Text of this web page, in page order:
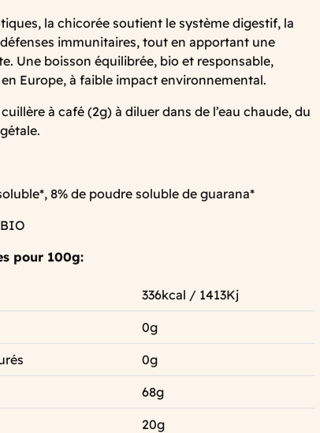
la chicorée soutient le système digestif, la
immunitaires, tout en apportant une
Une boisson équilibrée, bio et responsable,
Europe, à faible impact environnemental.
à café (2g) à diluer dans de l’eau chaude, du
8% de poudre soluble de guarana*
pour 100g:
336kcal / 1413Kj
0g
0g
68g
20g